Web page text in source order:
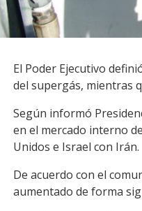
Facebook
Email
El Poder Ejecutivo
del supergás, mientras
Según informó
en el mercado interno
Unidos e Israel con Irán.
De acuerdo con el
aumentado de forma